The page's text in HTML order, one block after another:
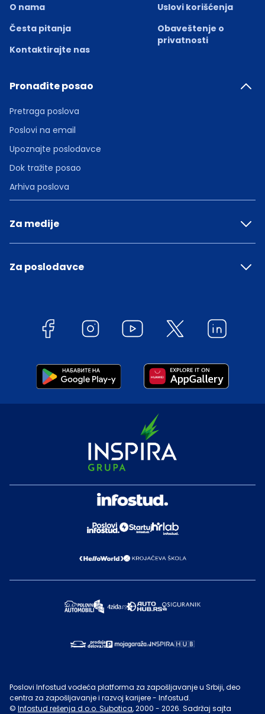
O nama
Česta pitanja
Kontaktirajte nas
Uslovi korišćenja
Obaveštenje o
privatnosti
Pronađite posao
Pretraga poslova
Poslovi na email
Upoznajte poslodavce
Dok tražite posao
Arhiva poslova
Za medije
Za poslodavce
Poslovi Infostud vodeća platforma za zapošljavanje u Srbiji, deo
centra za zapošljavanje i razvoj karijere - Infostud.
© Infostud rešenja d.o.o. Subotica, 2000 - 2026. Sadržaj sajta